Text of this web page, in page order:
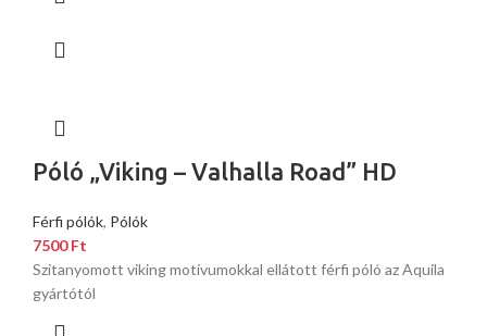
Póló „Viking – Valhalla Road” HD
Férfi pólók, Pólók
7500Ft
Szitanyomott viking motívumokkal ellátott férfi póló az Aquila
gyártótól